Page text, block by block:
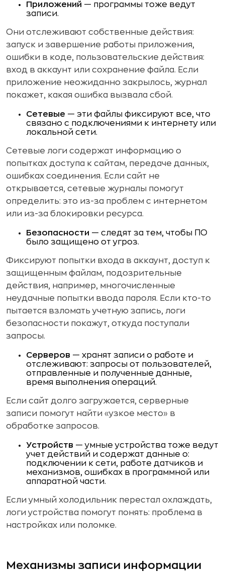
Приложений — программы тоже ведут
записи.
Они отслеживают собственные действия:
запуск и завершение работы приложения,
ошибки в коде, пользовательские действия:
вход в аккаунт или сохранение файла. Если
приложение неожиданно закрылось, журнал
покажет, какая ошибка вызвала сбой.
Сетевые — эти файлы фиксируют все, что
связано с подключениями к интернету или
локальной сети.
Сетевые логи содержат информацию о
попытках доступа к сайтам, передаче данных,
ошибках соединения. Если сайт не
открывается, сетевые журналы помогут
определить: это из-за проблем с интернетом
или из-за блокировки ресурса.
Безопасности — следят за тем, чтобы ПО
было защищено от угроз.
Фиксируют попытки входа в аккаунт, доступ к
защищенным файлам, подозрительные
действия, например, многочисленные
неудачные попытки ввода пароля. Если кто-то
пытается взломать учетную запись, логи
безопасности покажут, откуда поступали
запросы.
Серверов — хранят записи о работе и
отслеживают: запросы от пользователей,
отправленные и полученные данные,
время выполнения операций.
Если сайт долго загружается, серверные
записи помогут найти «узкое место» в
обработке запросов.
Устройств — умные устройства тоже ведут
учет действий и содержат данные о:
подключении к сети, работе датчиков и
механизмов, ошибках в программной или
аппаратной части.
Если умный холодильник перестал охлаждать,
логи устройства помогут понять: проблема в
настройках или поломке.
Механизмы записи информации